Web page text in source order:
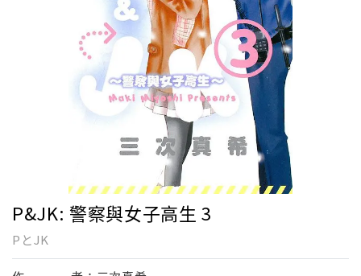
P&JK: 警察與女子高生 3
PとJK